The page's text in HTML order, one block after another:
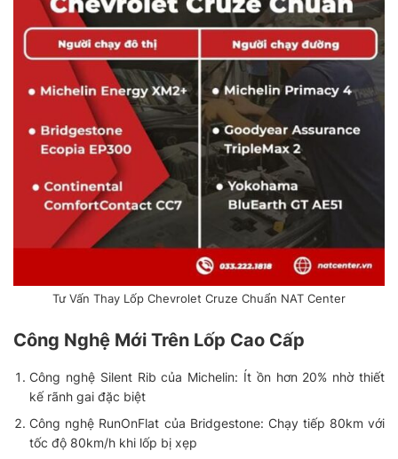
Tư Vấn Thay Lốp Chevrolet Cruze Chuẩn NAT Center
Công Nghệ Mới Trên Lốp Cao Cấp
Công nghệ Silent Rib của Michelin: Ít ồn hơn 20% nhờ thiết
kế rãnh gai đặc biệt
Công nghệ RunOnFlat của Bridgestone: Chạy tiếp 80km với
tốc độ 80km/h khi lốp bị xẹp